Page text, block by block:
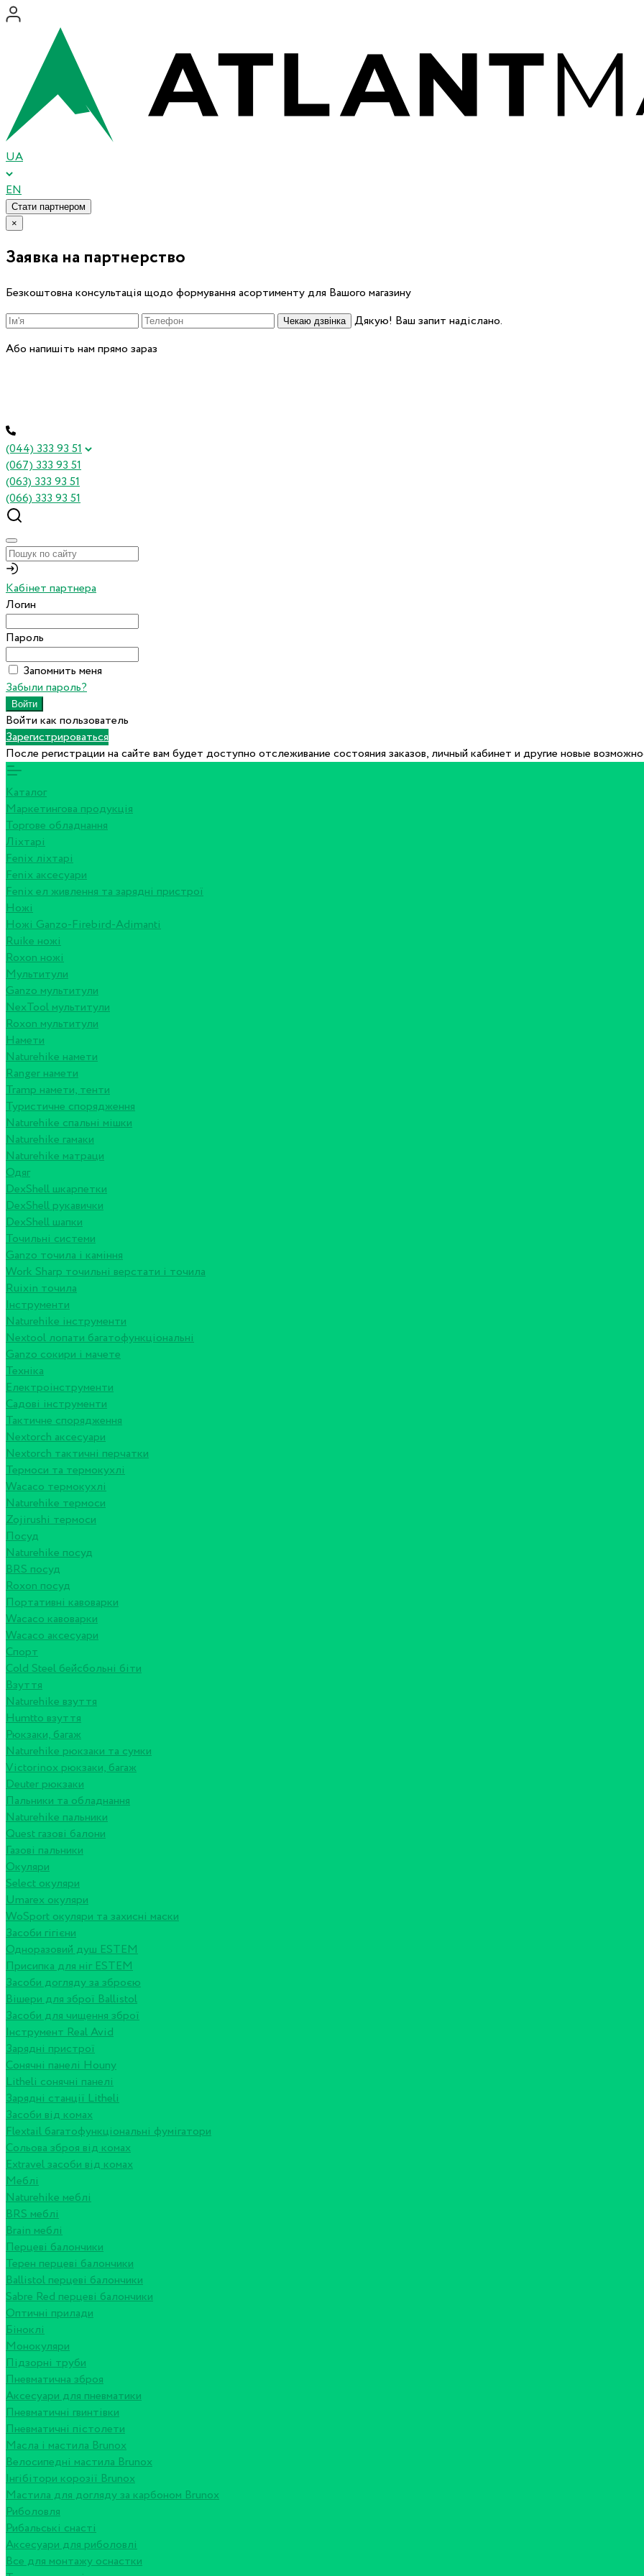
UA
EN
Стати партнером
×
Заявка на партнерство
Безкоштовна консультація щодо формування асортименту для Вашого магазину
Чекаю дзвінка
Дякую! Ваш запит надіслано.
Або напишіть нам прямо зараз
(044) 333 93 51
(067) 333 93 51
(063) 333 93 51
(066) 333 93 51
Кабінет партнера
Логин
Пароль
Запомнить меня
Забыли пароль?
Войти как пользователь
Зарегистрироваться
После регистрации на сайте вам будет доступно отслеживание состояния заказов, личный кабинет и другие новые
Каталог
Маркетингова продукція
Торгове обладнання
Ліхтарі
Fenix ліхтарі
Fenix аксесуари
Fenix ел живлення та зарядні пристрої
Ножі
Ножі Ganzo-Firebird-Adimanti
Ruike ножі
Roxon ножi
Мультитули
Ganzo мультитули
NexTool мультитули
Roxon мультитули
Намети
Naturehike намети
Ranger намети
Tramp намети, тенти
Туристичне спорядження
Naturehike спальні мішки
Naturehike гамаки
Naturehike матраци
Одяг
DexShell шкарпетки
DexShell рукавички
DexShell шапки
Точильні системи
Ganzo точила і каміння
Work Sharp точильні верстати і точила
Ruixin точила
Інструменти
Naturehike інструменти
Nextool лопати багатофункціональні
Ganzo сокири і мачете
Техніка
Електроінструменти
Садові інструменти
Тактичне спорядження
Nextorch аксесуари
Nextorch тактичні перчатки
Термоси та термокухлі
Wacaco термокухлі
Naturehike термоси
Zojirushi термоси
Посуд
Naturehike посуд
BRS посуд
Roxon посуд
Портативні кавоварки
Wacaco кавоварки
Wacaco аксесуари
Спорт
Cold Steel бейсбольні біти
Взуття
Naturehike взуття
Humtto взуття
Рюкзаки, багаж
Naturehike рюкзаки та сумки
Victorinox рюкзаки, багаж
Deuter рюкзаки
Пальники та обладнання
Naturehike пальники
Quest газові балони
Газові пальники
Окуляри
Select окуляри
Umarex окуляри
WoSport окуляри та захисні маски
Засоби гігієни
Одноразовий душ ESTEM
Присипка для ніг ESTEM
Засоби догляду за зброєю
Вішери для зброї Ballistol
Засоби для чищення зброї
Інструмент Real Avid
Зарядні пристрої
Сонячні панелі Houny
Litheli сонячні панелі
Зарядні станції Litheli
Засоби від комах
Flextail багатофункціональні фумігатори
Сольова зброя від комах
Extravel засоби від комах
Меблі
Naturehike меблі
BRS меблі
Brain меблі
Перцеві балончики
Терен перцеві балончики
Ballistol перцеві балончики
Sabre Red перцеві балончики
Оптичні прилади
Біноклі
Монокуляри
Підзорні труби
Пневматична зброя
Аксесуари для пневматики
Пневматичні гвинтівки
Пневматичні пістолети
Масла і мастила Brunox
Велосипедні мастила Brunox
Інгібітори корозії Brunox
Мастила для догляду за карбоном Brunox
Риболовля
Рибальські снасті
Аксесуари для риболовлі
Все для монтажу оснастки